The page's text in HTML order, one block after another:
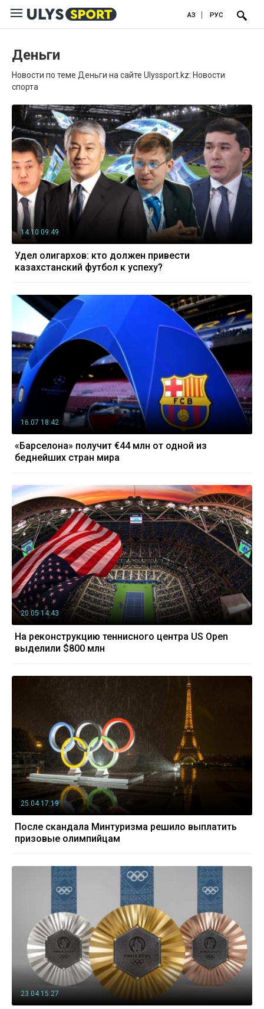
ҚАЗ РУС
Деньги
Новости по теме Деньги на сайте Ulyssport.kz: Новости
спорта
14.10 09:49
Удел олигархов: кто должен привести
казахстанский футбол к успеху?
16.07 18:42
«Барселона» получит €44 млн от одной из
беднейших стран мира
20.05 14:43
На реконструкцию теннисного центра US Open
выделили $800 млн
25.04 17:19
После скандала Минтуризма решило выплатить
призовые олимпийцам
23.04 15:27